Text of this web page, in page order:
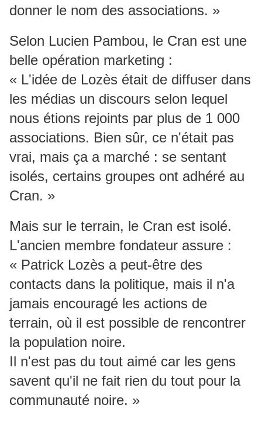
donner le nom des associations. »
Selon Lucien Pambou, le Cran est une
belle opération marketing :
« L'idée de Lozès était de diffuser dans
les médias un discours selon lequel
nous étions rejoints par plus de 1 000
associations. Bien sûr, ce n'était pas
vrai, mais ça a marché : se sentant
isolés, certains groupes ont adhéré au
Cran. »
Mais sur le terrain, le Cran est isolé.
L'ancien membre fondateur assure :
« Patrick Lozès a peut-être des
contacts dans la politique, mais il n'a
jamais encouragé les actions de
terrain, où il est possible de rencontrer
la population noire.
Il n'est pas du tout aimé car les gens
savent qu'il ne fait rien du tout pour la
communauté noire. »